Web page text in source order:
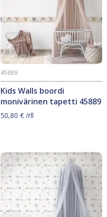
Kids Walls boordi
monivärinen tapetti 45889
45889
50,80 € /rll